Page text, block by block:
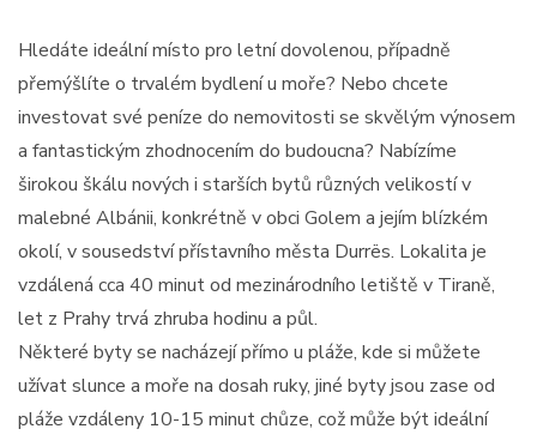
Hledáte ideální místo pro letní dovolenou, případně
přemýšlíte o trvalém bydlení u moře? Nebo chcete
investovat své peníze do nemovitosti se skvělým výnosem
a fantastickým zhodnocením do budoucna? Nabízíme
širokou škálu nových i starších bytů různých velikostí v
malebné Albánii, konkrétně v obci Golem a jejím blízkém
okolí, v sousedství přístavního města Durrës. Lokalita je
vzdálená cca 40 minut od mezinárodního letiště v Tiraně,
let z Prahy trvá zhruba hodinu a půl.
Některé byty se nacházejí přímo u pláže, kde si můžete
užívat slunce a moře na dosah ruky, jiné byty jsou zase od
pláže vzdáleny 10-15 minut chůze, což může být ideální